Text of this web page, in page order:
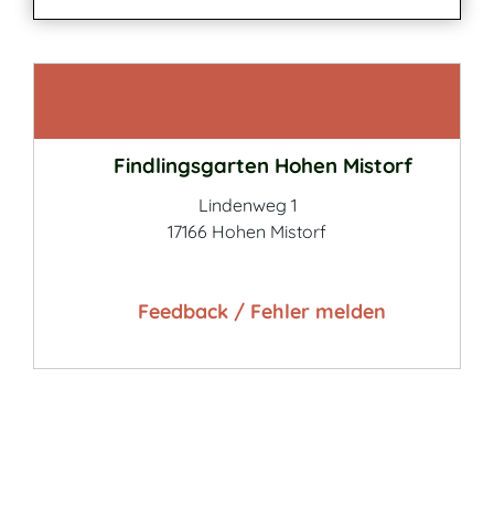
Findlingsgarten Hohen Mistorf
Lindenweg 1
17166 Hohen Mistorf
Feedback / Fehler melden